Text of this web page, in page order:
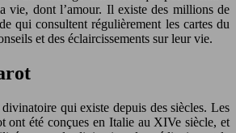
vie, dont l’amour. Il existe des millions de
qui consultent régulièrement les cartes du
et des éclaircissements sur leur vie.
qui existe depuis des siècles. Les
ont été conçues en Italie au XIVe siècle, et